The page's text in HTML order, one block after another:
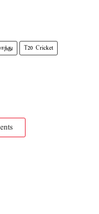
T20 Cricket